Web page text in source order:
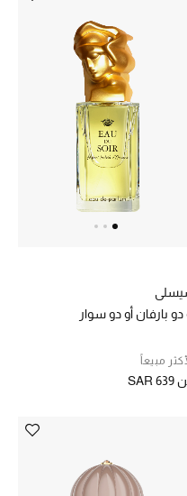
بارفان أو دو سوار
مبيعاً
SAR 639